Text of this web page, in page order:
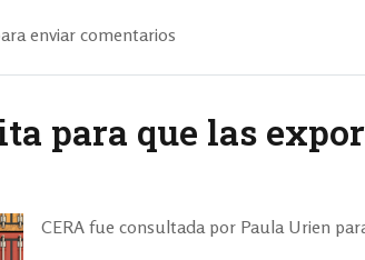
enviar comentarios
para que las
CERA fue consultada por Paula Urien